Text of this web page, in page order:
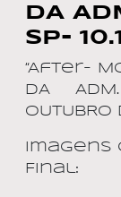
DA
SP-
“After-
DA
OUTUBRO
Imagens
Final: